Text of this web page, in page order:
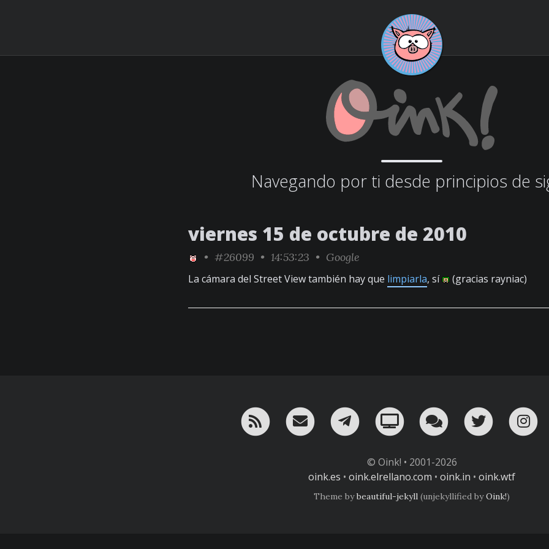
Navegando por ti desde principios de
viernes 15 de octubre de 2010
• #26099 • 14:53:23 • Google
La cámara del Street View también hay que limpiarla, sí (gracias rayniac)
RSS ¡Mándame un email!
¡Nuestro canal en Telegram!
Oink! TV Charla conTwitter
© Oink! • 2001-2026
oink.es • oink.elrellano.com • oink.in • oink.wtf
Theme bybeautiful-jekyll (unjekyllified byOink!)